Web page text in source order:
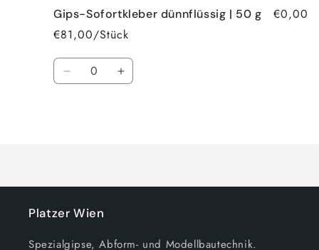
Gips-Sofortkleber dünnflüssig | 50 g
€81,00/Stück
€0,00
Anzahl
VerringereErhöhe
Platzer Wien
Spezialgipse, Abform- und Modellbautechnik.